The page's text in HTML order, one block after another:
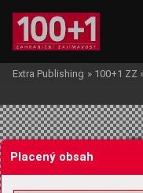
Extra Publishing » 100+1 ZZ
Placený obsah